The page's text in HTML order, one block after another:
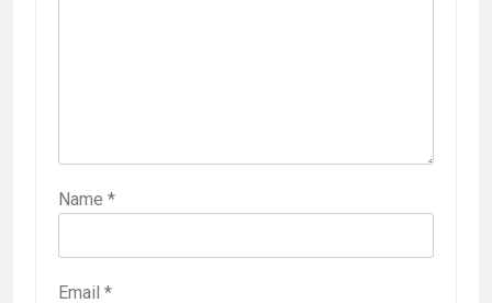
Name *
Email *